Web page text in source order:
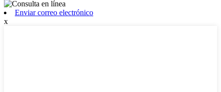
Enviar correo electrónico
x